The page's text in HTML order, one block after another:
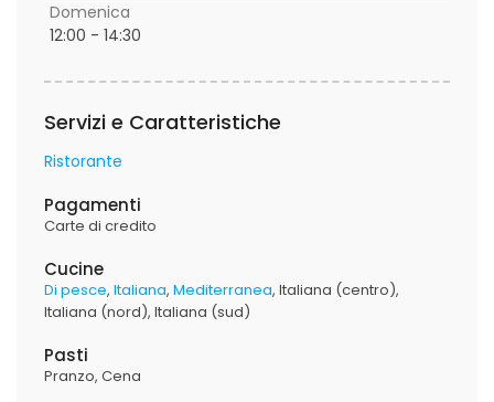
Domenica
12:00 - 14:30
Servizi e Caratteristiche
Ristorante
Pagamenti
Carte di credito
Cucine
Di pesce Italiana Mediterranea Italiana (centro)
Italiana (nord) Italiana (sud)
Pasti
Pranzo Cena